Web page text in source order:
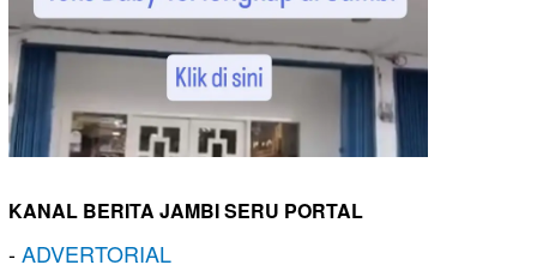
KANAL BERITA JAMBI SERU PORTAL
-ADVERTORIAL